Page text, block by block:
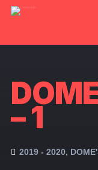
– 1
2019 - 2020